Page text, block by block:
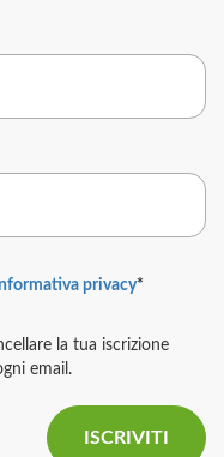
privacy*
la tua iscrizione
email.